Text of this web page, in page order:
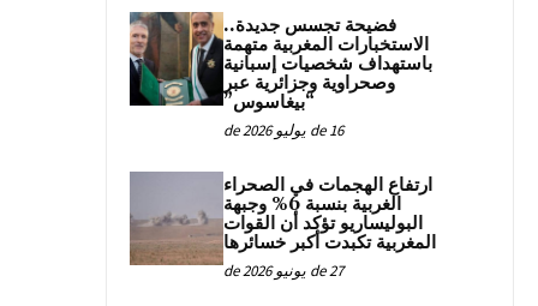
فضيحة تجسس جديدة..
الاستخبارات المغربية متهمة
باستهداف شخصيات إسبانية
وصحراوية وجزائرية عبر
“بيغاسوس”
16 de يوليو de 2026
ارتفاع الهجمات في الصحراء
الغربية بنسبة 6% وجبهة
البوليساريو تؤكد أن القوات
المغربية تكبدت أكبر خسائرها
27 de يونيو de 2026